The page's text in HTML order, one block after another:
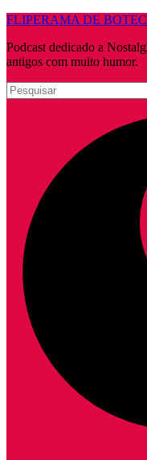
FLIPERAMA DE
Podcast dedicado a
antigos com muito humor.